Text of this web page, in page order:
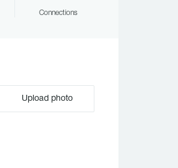
Connections
Upload photo